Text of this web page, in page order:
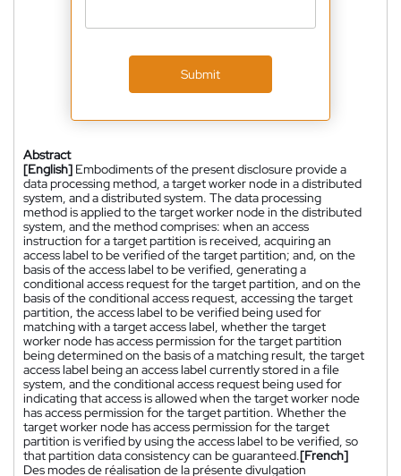
Submit
Abstract
[English] Embodiments of the present disclosure provide a
data processing method, a target worker node in a distributed
system, and a distributed system. The data processing
method is applied to the target worker node in the distributed
system, and the method comprises: when an access
instruction for a target partition is received, acquiring an
access label to be verified of the target partition; and, on the
basis of the access label to be verified, generating a
conditional access request for the target partition, and on the
basis of the conditional access request, accessing the target
partition, the access label to be verified being used for
matching with a target access label, whether the target
worker node has access permission for the target partition
being determined on the basis of a matching result, the target
access label being an access label currently stored in a file
system, and the conditional access request being used for
indicating that access is allowed when the target worker node
has access permission for the target partition. Whether the
target worker node has access permission for the target
partition is verified by using the access label to be verified, so
that partition data consistency can be guaranteed.[French]
Des modes de réalisation de la présente divulgation